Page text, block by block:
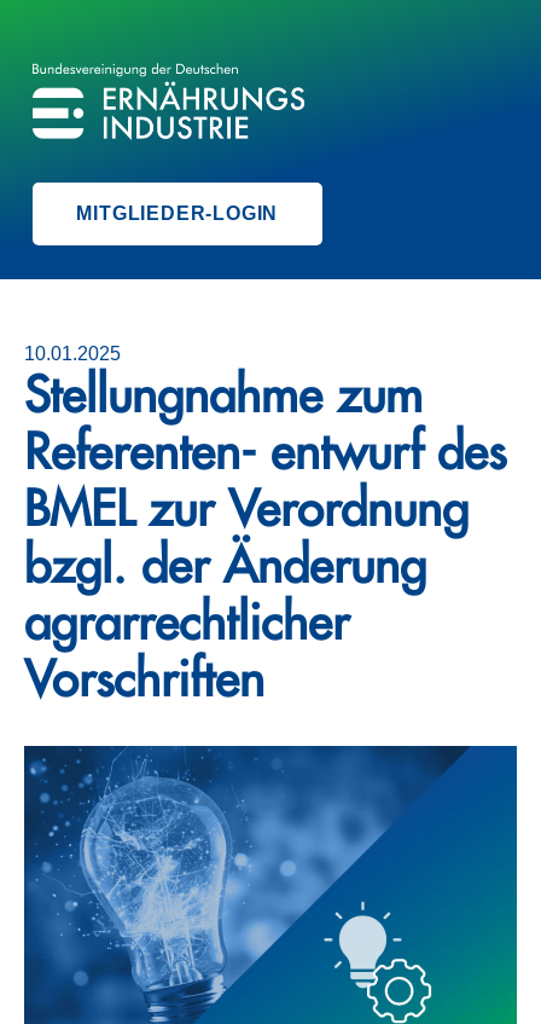
BVE
BUNDESVEREINIGUNG DER ERNÄHRUNGSINDUSTRIE
MITGLIEDER-LOGIN
10.01.2025
Stellungnahme zum
Referenten- entwurf des
BMEL zur Verordnung
bzgl. der Änderung
agrarrechtlicher
Vorschriften